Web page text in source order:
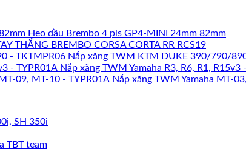
Heo dầu Brembo 4 pis GP4-MINI 24mm 82mm
THẮNG BREMBO CORSA CORTA RR RCS19
Nắp xăng TWM KTM DUKE 390/790/
Nắp xăng TWM Yamaha R3, R6, R1, R15v3
Nắp xăng TWM Yamaha MT-
SH 350i
TBT team